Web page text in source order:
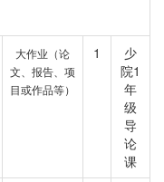
大作业（论
文、报告、项
目或作品等）
1
少
院1
年
级
导
论
课